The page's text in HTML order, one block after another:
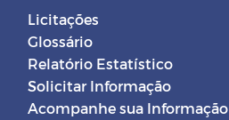
Licitações
Glossário
Relatório Estatístico
Solicitar Informação
Acompanhe sua Informação